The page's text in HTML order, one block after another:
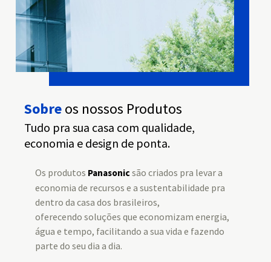
Sobreos nossos Produtos
Tudo pra sua casa com qualidade,
economia e design de ponta.
Os produtos Panasonic são criados pra levar a
economia de recursos e a sustentabilidade pra
dentro da casa dos brasileiros,
oferecendo soluções que economizam energia,
água e tempo, facilitando a sua vida e fazendo
parte do seu dia a dia.